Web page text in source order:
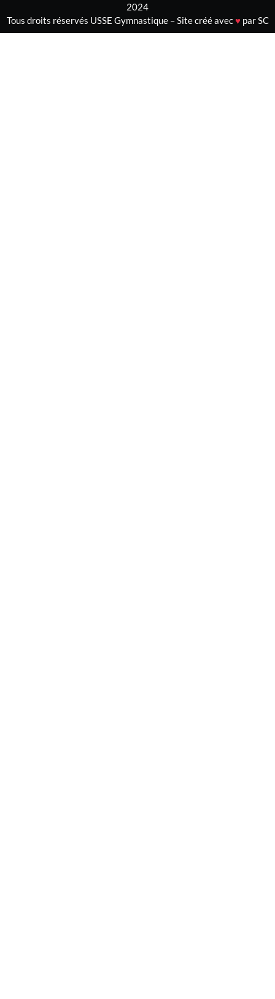
2024
Tous droits réservés USSE Gymnastique – Site créé avec♥ par SC